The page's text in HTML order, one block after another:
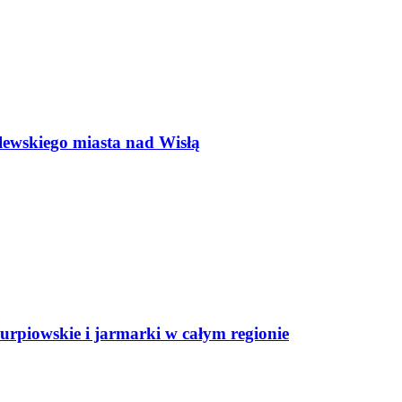
miasta nad Wisłą
i jarmarki w całym regionie